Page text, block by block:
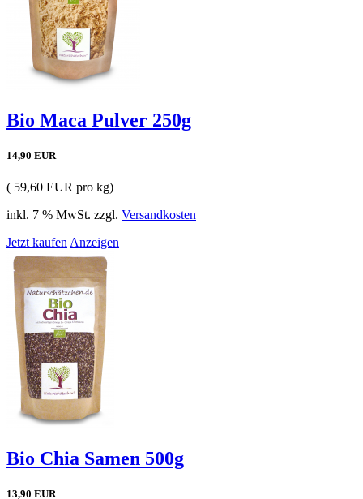
Bio Maca Pulver 250g
14,90 EUR
( 59,60 EUR pro kg)
inkl. 7 % MwSt. zzgl. Versandkosten
Jetzt kaufen Anzeigen
Bio Chia Samen 500g
13,90 EUR